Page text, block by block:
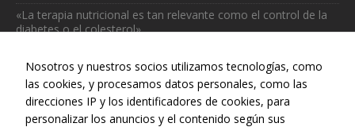
«La terapia nutricional es tan relevante como el control de la
diabetes o el colesterol»
Nosotros y nuestros socios utilizamos tecnologías, como
las cookies, y procesamos datos personales, como las
direcciones IP y los identificadores de cookies, para
personalizar los anuncios y el contenido según sus